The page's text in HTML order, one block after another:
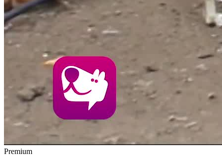
Premium